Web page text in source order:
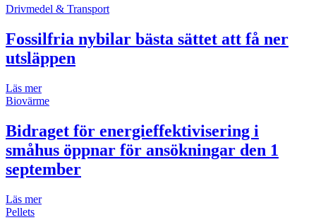
Drivmedel & Transport
Fossilfria nybilar bästa sättet att få ner
utsläppen
Läs mer
Biovärme
Bidraget för energieffektivisering i
småhus öppnar för ansökningar den 1
september
Läs mer
Pellets